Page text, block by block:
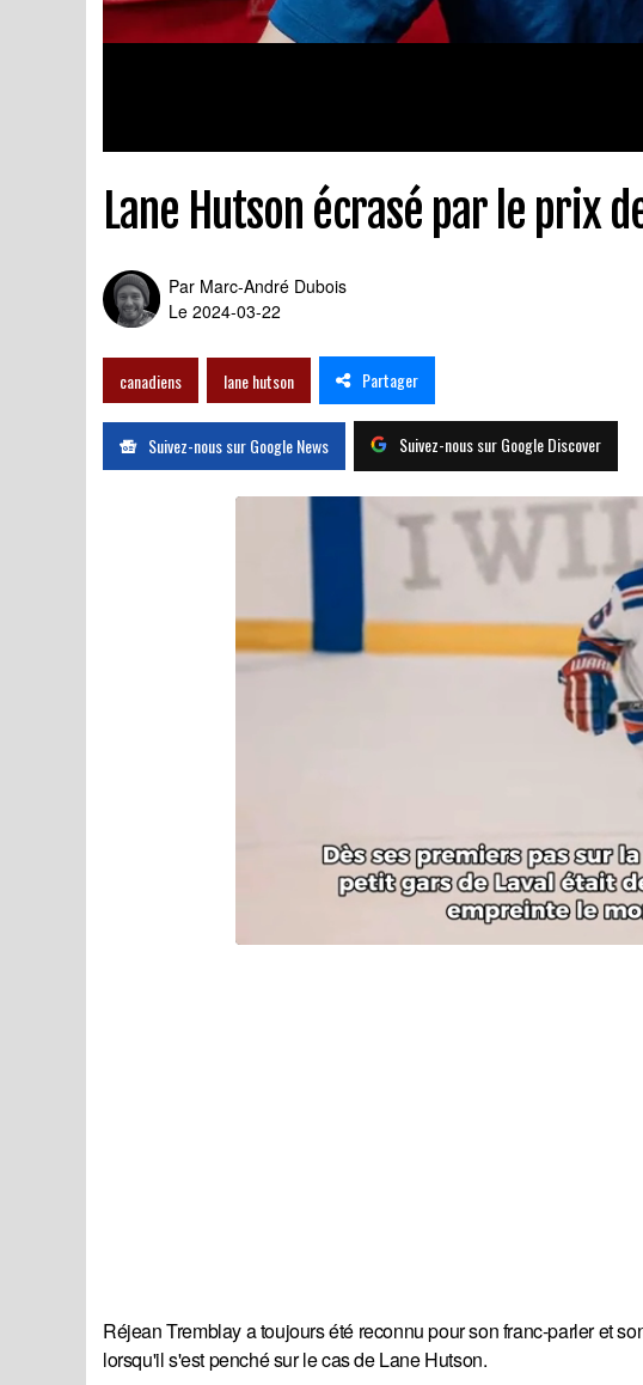
Lane Hutson écrasé par le prix
Par Marc-André Dubois
Le 2024-03-22
canadiens lane hutson Partager
Suivez-nous sur Google News Suivez-nous sur Google Discover
Réjean Tremblay a toujours été reconnu pour son franc-parler et
lorsqu'il s'est penché sur le cas de Lane Hutson.